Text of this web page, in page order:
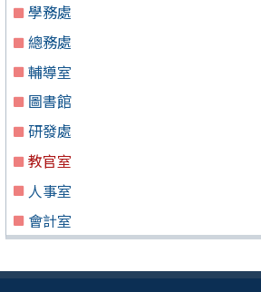
學務處
總務處
輔導室
圖書館
研發處
教官室
人事室
會計室